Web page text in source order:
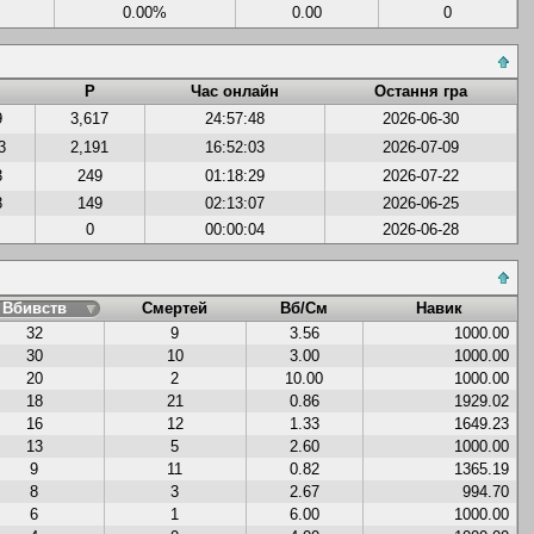
0.00% 0.00 0
Р Час онлайн
Остання гра
3,617 24:57:48
2026-06-30
2,191 16:52:03
2026-07-09
249 01:18:29
2026-07-22
149 02:13:07
2026-06-25
0
00:00:04 2026-06-28
Вбивств Смертей Вб/См
Навик
32
9 3.56
1000.00
30
10 3.00
1000.00
20
2 10.00
1000.00
18
21 0.86
1929.02
16
12 1.33
1649.23
13
5 2.60
1000.00
9
11 0.82
1365.19
8
3 2.67
994.70
6
1 6.00
1000.00